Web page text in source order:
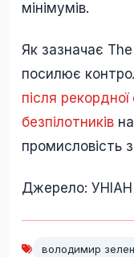
мінімумів.
Як зазначає
посилює
після рекордної
безпілотників
промисловість
Джерело: УНІАН
володимир